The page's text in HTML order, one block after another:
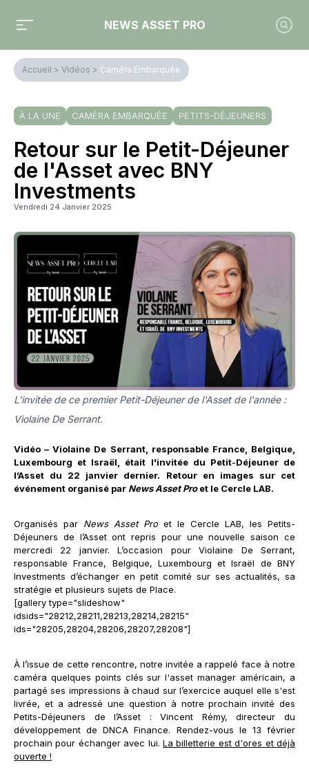
NEWS ASSET PRO
Accueil > Vidéos > Caméra Embarquée
À LA UNE CAMÉRA EMBARQUÉE PETITS-DÉJEUNERS
Retour sur le Petit-Déjeuner
de l'Asset avec BNY
Investments
Vendredi 24 Janvier 2025
L'invitée de ce premier Petit-Déjeuner de l'Asset de l'année :
Violaine De Serrant.
Vidéo – Violaine De Serrant, responsable France, Belgique,
Luxembourg et Israël, était l'invitée du Petit-Déjeuner de
l’Asset du 22 janvier dernier. Retour en images sur cet
événement organisé par News Asset Proet le Cercle LAB.
Organisés par News Asset Proet le Cercle LAB, les Petits-
Déjeuners de l’Asset ont repris pour une nouvelle saison ce
mercredi 22 janvier. L’occasion pour Violaine De Serrant,
responsable France, Belgique, Luxembourg et Israël de BNY
Investments d’échanger en petit comité sur ses actualités, sa
stratégie et plusieurs sujets de Place.
[gallery type="slideshow"
idsids="28212,28211,28213,28214,28215"
ids="28205,28204,28206,28207,28208"]
À l’issue de cette rencontre, notre invitée a rappelé face à notre
caméra quelques points clés sur l'asset manager américain, a
partagé ses impressions à chaud sur l’exercice auquel elle s'est
livrée, et a adressé une question à notre prochain invité des
Petits-Déjeuners de l’Asset : Vincent Rémy, directeur du
développement de DNCA Finance. Rendez-vous le 13 février
prochain pour échanger avec lui. La billetterie est d'ores et déjà
ouverte !